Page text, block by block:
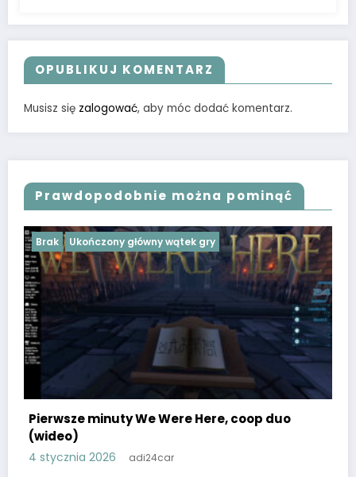
OPUBLIKUJ KOMENTARZ
Musisz się zalogować, aby móc dodać komentarz.
Prawdopodobnie można pominąć
Brak Ukończony główny wątek gry
Pierwsze minuty We Were Here, coop duo
(wideo)
4 stycznia 2026 adi24car